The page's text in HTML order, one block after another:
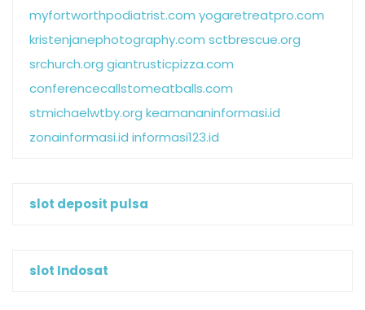
myfortworthpodiatrist.com yogaretreatpro.com
kristenjanephotography.com sctbrescue.org
srchurch.org giantrusticpizza.com
conferencecallstomeatballs.com
stmichaelwtby.org keamananinformasi.id
zonainformasi.id informasi123.id
slot deposit pulsa
slot Indosat